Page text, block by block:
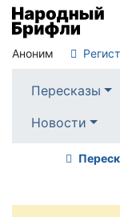
Аноним
Пересказы
Новости